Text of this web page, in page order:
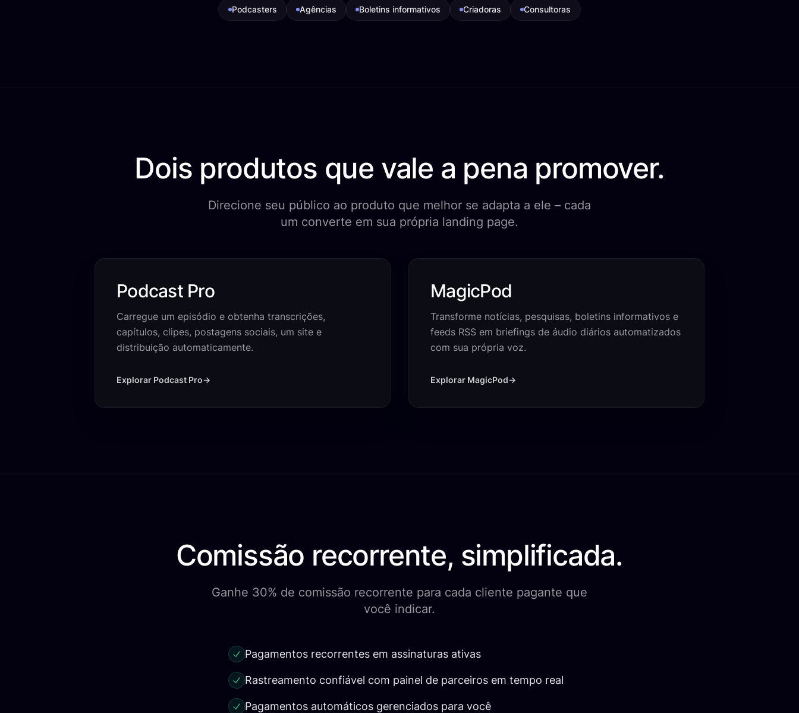
Podcasters Agências Boletins informativos Criadoras Consultoras
Dois produtos que vale a pena promover.
Direcione seu público ao produto que melhor se adapta a ele – cada
um converte em sua própria landing page.
Podcast Pro
Carregue um episódio e obtenha transcrições,
capítulos, clipes, postagens sociais, um site e
distribuição automaticamente.
Explorar Podcast Pro→
MagicPod
Transforme notícias, pesquisas, boletins informativos e
feeds RSS em briefings de áudio diários automatizados
com sua própria voz.
Explorar MagicPod→
Comissão recorrente, simplificada.
Ganhe 30% de comissão recorrente para cada cliente pagante que
você indicar.
Pagamentos recorrentes em assinaturas ativas
Rastreamento confiável com painel de parceiros em tempo real
Pagamentos automáticos gerenciados para você